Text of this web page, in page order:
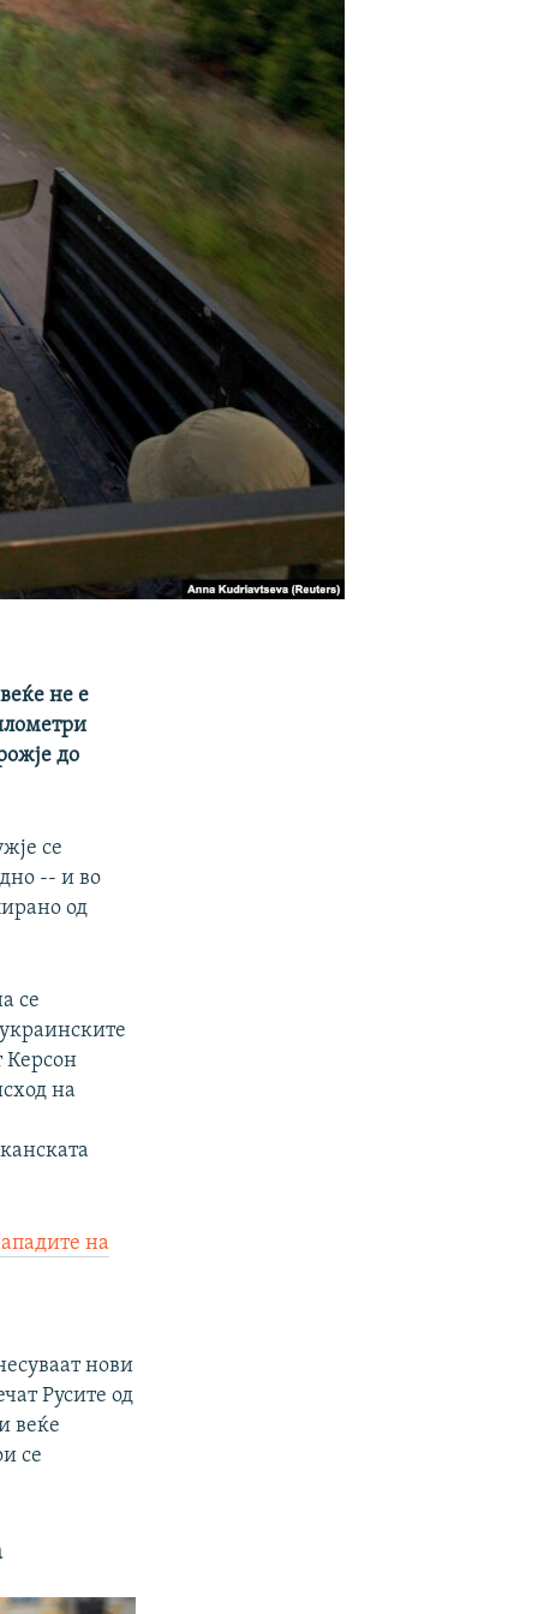
не е
до
се
-- и во
од
се
Керсон
на
на
нови
Русите од
веќе
се